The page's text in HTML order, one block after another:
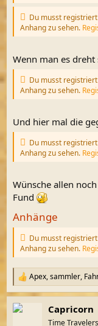
Du musst
Anhang zu sehen.
Wenn man es
Du musst
Anhang zu sehen.
Und hier mal die
Du musst
Anhang zu sehen.
Wünsche allen
Fund
Anhänge
Du musst
Anhang zu sehen.
R
e
a
k
Apex,sammler,
Capricorn
Time Travelers